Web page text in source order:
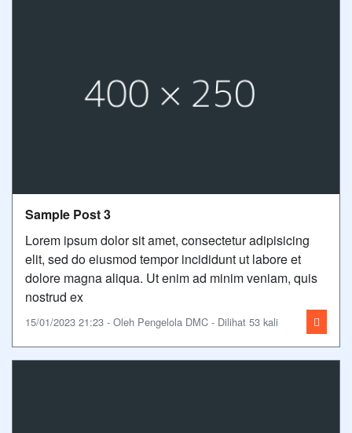
Sample Post 3
Lorem ipsum dolor sit amet, consectetur adipisicing
elit, sed do eiusmod tempor incididunt ut labore et
dolore magna aliqua. Ut enim ad minim veniam, quis
nostrud ex
15/01/2023 21:23 - Oleh Pengelola DMC - Dilihat 53 kali